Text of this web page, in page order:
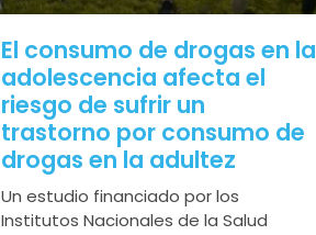
El consumo de drogas en la
adolescencia afecta el
riesgo de sufrir un
trastorno por consumo de
drogas en la adultez
Un estudio financiado por los
Institutos Nacionales de la Salud